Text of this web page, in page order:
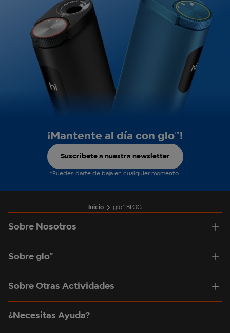
¡Mantente al día con glo™!
Suscribete a nuestra newsletter
*Puedes darte de baja en cualquier momento.
Inicio glo™ BLOG
Sobre Nosotros
Sobre glo™
Sobre Otras Actividades
¿Necesitas Ayuda?